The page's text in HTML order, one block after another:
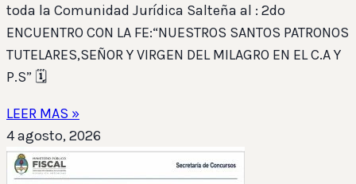
toda la Comunidad Jurídica Salteña al : 2do
ENCUENTRO CON LA FE:“NUESTROS SANTOS PATRONOS
TUTELARES,SEÑOR Y VIRGEN DEL MILAGRO EN EL C.A Y
P.S” 🗓️
LEER MAS »
4 agosto, 2026